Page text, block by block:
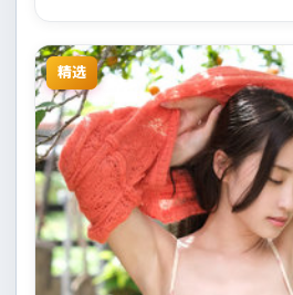
精选